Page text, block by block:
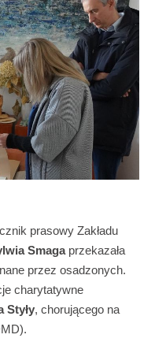
prasowy Zakładu
Smagaprzekazała
przez osadzonych.
charytatywne
Styły, chorującego na